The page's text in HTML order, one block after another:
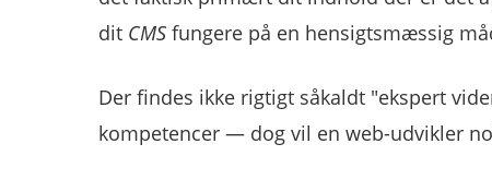
dit CMSfungere på en hensigtsmæssig
Der findes ikke rigtigt såkaldt "ekspert
kompetencer — dog vil en web-udvikler